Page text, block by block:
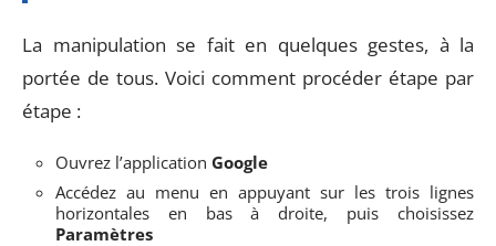
La manipulation se fait en quelques gestes, à la
portée de tous. Voici comment procéder étape par
étape :
Ouvrez l’application Google
Accédez au menu en appuyant sur les trois lignes
horizontales en bas à droite, puis choisissez
Paramètres